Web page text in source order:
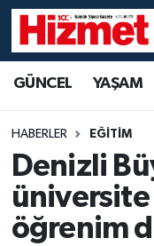
GÜNCEL YAŞAM
HABERLER EĞİTİM
Denizli
öğrenim
YAŞAM
SİYASET
SAĞLIK
Denizli Hava
Denizli Trafik
Süper Lig